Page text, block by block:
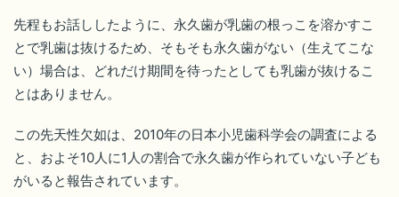
先程もお話ししたように、永久歯が乳歯の根っこを溶かすこ
とで乳歯は抜けるため、そもそも永久歯がない（生えてこな
い）場合は、どれだけ期間を待ったとしても乳歯が抜けるこ
とはありません。
この先天性欠如は、2010年の日本小児歯科学会の調査による
と、およそ10人に1人の割合で永久歯が作られていない子ども
がいると報告されています。